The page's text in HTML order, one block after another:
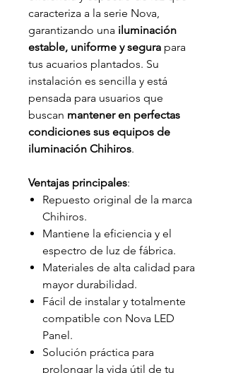
caracteriza a la serie Nova,
garantizando una iluminación
estable, uniforme y segura para
tus acuarios plantados. Su
instalación es sencilla y está
pensada para usuarios que
buscan mantener en perfectas
condiciones sus equipos de
iluminación Chihiros.
Ventajas principales:
Repuesto original de la marca
Chihiros.
Mantiene la eficiencia y el
espectro de luz de fábrica.
Materiales de alta calidad para
mayor durabilidad.
Fácil de instalar y totalmente
compatible con Nova LED
Panel.
Solución práctica para
prolongar la vida útil de tu